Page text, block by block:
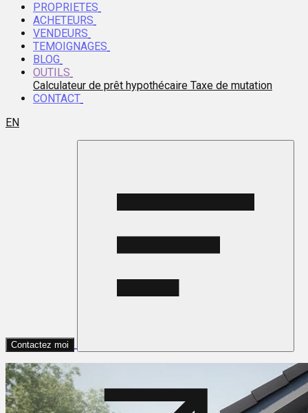
PROPRIETES
ACHETEURS
VENDEURS
TEMOIGNAGES
BLOG
OUTILS
Calculateur de prêt hypothécaire Taxe de mutation
CONTACT
EN
Contactez moi